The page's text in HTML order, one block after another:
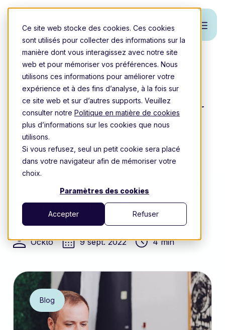
Ce site web stocke des cookies. Ces cookies
sont utilisés pour collecter des informations sur la
manière dont vous interagissez avec notre site
web et pour mémoriser vos préférences. Nous
utilisons ces informations pour améliorer votre
expérience et à des fins d’analyse, à la fois sur
ce site web et sur d’autres supports. Veuillez
consulter notre Politique en matière de cookies
plus d’informations sur les cookies que nous
utilisons.
Si vous refusez, seul un petit cookie sera placé
dans votre navigateur afin de mémoriser votre
choix.
Paramètres des cookies
Accepter Refuser
Retour à l'aperçu
Comment augmenter
ses taux de
conversion sur le
marché de la location
longue durée?
Ockto 9 sept. 2022 4 min
Blog